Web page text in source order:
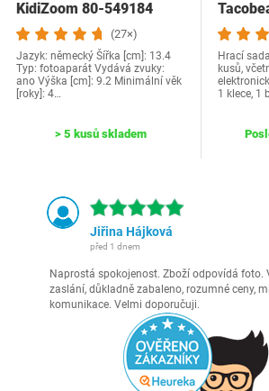
KidiZoom 80-549184
(27×)
Jazyk: německý Šířka [cm]: 13.4
Typ: fotoaparát Vydává zvuky:
ano Výška [cm]: 9.2 Minimální věk
[roky]: 4…
> 5 kusů skladem
Hrací
kusů,
1 klece, 1
Jiřina Hájková
před 1 dnem
Naprostá spokojenost. Zboží odpovídá foto.
zaslání, důkladně zabaleno, rozumné ceny,
komunikace. Velmi doporučuji.